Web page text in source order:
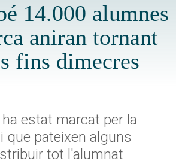
14.000 alumnes
aniran tornant
fins dimecres
estat marcat per la
que pateixen alguns
tot l'alumnat